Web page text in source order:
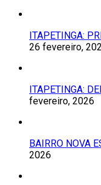
ITAPETINGA:
26 fevereiro,
ITAPETINGA:
fevereiro, 2026
BAIRRO NOVA
2026